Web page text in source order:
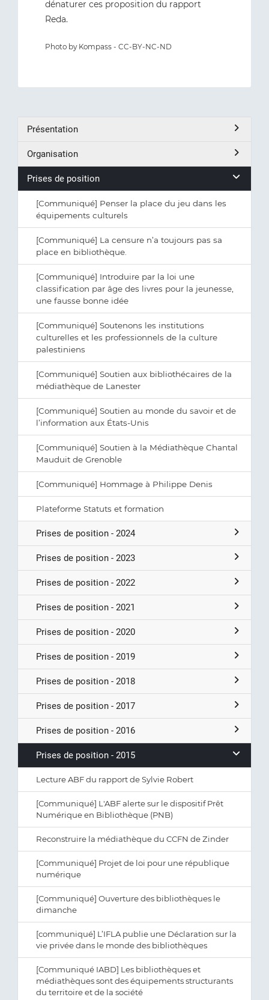
dénaturer ces proposition du rapport
Reda.
Photo by Kompass - CC-BY-NC-ND
Présentation
Organisation
Prises de position
[Communiqué] Penser la place du jeu dans les
équipements culturels
[Communiqué] La censure n’a toujours pas sa
place en bibliothèque.
[Communiqué] Introduire par la loi une
classification par âge des livres pour la jeunesse,
une fausse bonne idée
[Communiqué] Soutenons les institutions
culturelles et les professionnels de la culture
palestiniens
[Communiqué] Soutien aux bibliothécaires de la
médiathèque de Lanester
[Communiqué] Soutien au monde du savoir et de
l’information aux États-Unis
[Communiqué] Soutien à la Médiathèque Chantal
Mauduit de Grenoble
[Communiqué] Hommage à Philippe Denis
Plateforme Statuts et formation
Prises de position - 2024
Prises de position - 2023
Prises de position - 2022
Prises de position - 2021
Prises de position - 2020
Prises de position - 2019
Prises de position - 2018
Prises de position - 2017
Prises de position - 2016
Prises de position - 2015
Lecture ABF du rapport de Sylvie Robert
[Communiqué] L'ABF alerte sur le dispositif Prêt
Numérique en Bibliothèque (PNB)
Reconstruire la médiathèque du CCFN de Zinder
[Communiqué] Projet de loi pour une république
numérique
[Communiqué] Ouverture des bibliothèques le
dimanche
[communiqué] L’IFLA publie une Déclaration sur la
vie privée dans le monde des bibliothèques
[Communiqué IABD] Les bibliothèques et
médiathèques sont des équipements structurants
du territoire et de la société